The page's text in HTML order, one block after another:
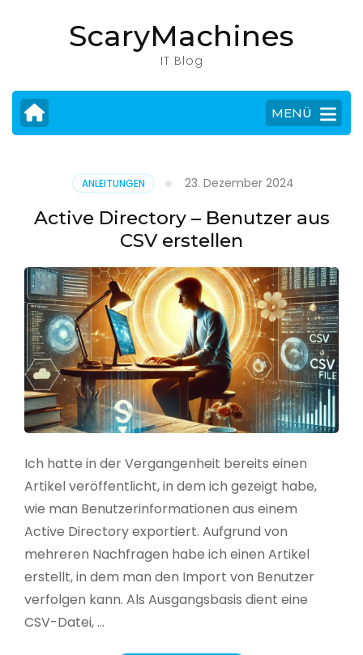
drücken)
ScaryMachines
IT Blog
MENÜ
ANLEITUNGEN 23. Dezember 2024
Active Directory – Benutzer aus
CSV erstellen
Ich hatte in der Vergangenheit bereits einen
Artikel veröffentlicht, in dem ich gezeigt habe,
wie man Benutzerinformationen aus einem
Active Directory exportiert. Aufgrund von
mehreren Nachfragen habe ich einen Artikel
erstellt, in dem man den Import von Benutzer
verfolgen kann. Als Ausgangsbasis dient eine
CSV-Datei, …